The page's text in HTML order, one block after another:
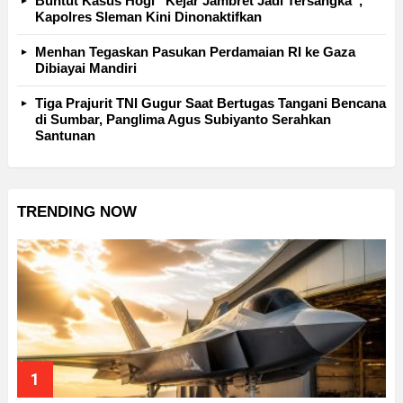
Kapolres Sleman Kini Dinonaktifkan
Menhan Tegaskan Pasukan Perdamaian RI ke Gaza
Dibiayai Mandiri
Tiga Prajurit TNI Gugur Saat Bertugas Tangani Bencana
di Sumbar, Panglima Agus Subiyanto Serahkan
Santunan
TRENDING NOW